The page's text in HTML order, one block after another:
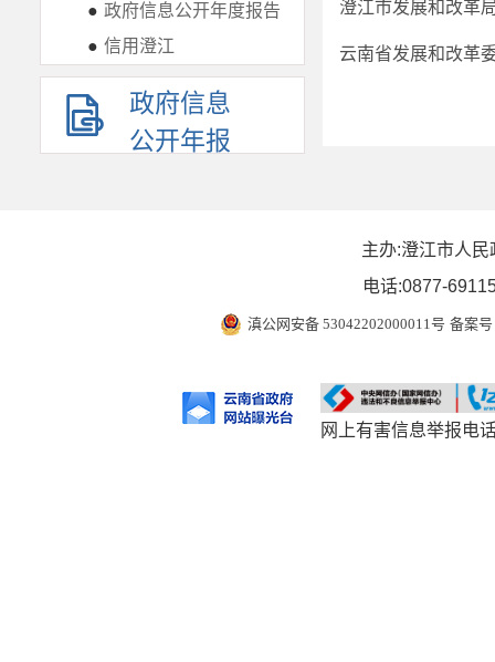
● 政府信息公开年度报告
● 信用澄江
政府信息
公开年报
云南省发展和改革
主办:澄江市人民
电话:0877-
滇公网安备 53042202000011号 备案号
网上有害信息举报电